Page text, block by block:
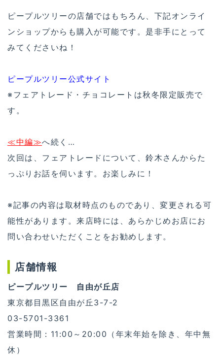
ピープルツリーの店舗ではもちろん、下記オンライ
ンショップからも購入が可能です。是非手にとって
みてくださいね！
ピープルツリー公式サイト
※フェアトレード・チョコレートは秋冬限定販売で
す。
≪中編≫へ続く…
次回は、フェアトレードについて、鈴木さんからた
っぷりお話を伺います。お楽しみに！
※記事の内容は取材時点のものであり、変更される可
能性があります。来店時には、あらかじめお店にお
問い合わせいただくことをお勧めします。
店舗情報
ピープルツリー 自由が丘店
東京都目黒区自由が丘3-7-2
03-5701-3361
営業時間：11:00～20:00（年末年始を除き、年中無
休）